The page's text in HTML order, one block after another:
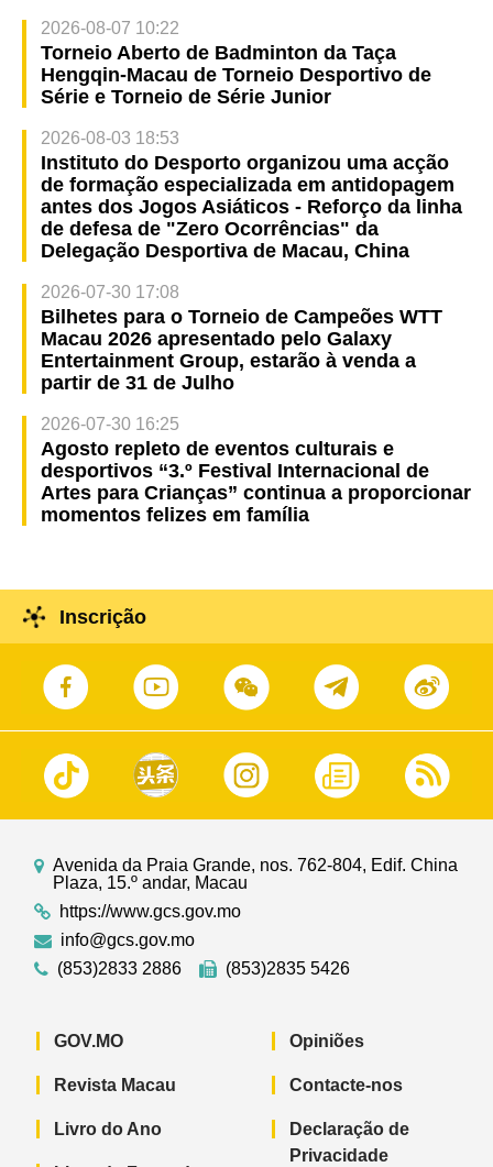
2026-08-07 10:22
Torneio Aberto de Badminton da Taça
Hengqin-Macau de Torneio Desportivo de
Série e Torneio de Série Junior
2026-08-03 18:53
Instituto do Desporto organizou uma acção
de formação especializada em antidopagem
antes dos Jogos Asiáticos - Reforço da linha
de defesa de "Zero Ocorrências" da
Delegação Desportiva de Macau, China
2026-07-30 17:08
Bilhetes para o Torneio de Campeões WTT
Macau 2026 apresentado pelo Galaxy
Entertainment Group, estarão à venda a
partir de 31 de Julho
2026-07-30 16:25
Agosto repleto de eventos culturais e
desportivos “3.º Festival Internacional de
Artes para Crianças” continua a proporcionar
momentos felizes em família
Inscrição
Avenida da Praia Grande, nos. 762-804, Edif. China
Plaza, 15.º andar, Macau
https://www.gcs.gov.mo
info@gcs.gov.mo
(853)2833 2886
(853)2835 5426
GOV.MO
Revista Macau
Livro do Ano
Opiniões
Contacte-nos
Declaração de
Privacidade